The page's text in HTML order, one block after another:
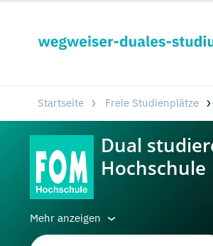
Startseite Freie Studienplätze
Mehr anzeigen